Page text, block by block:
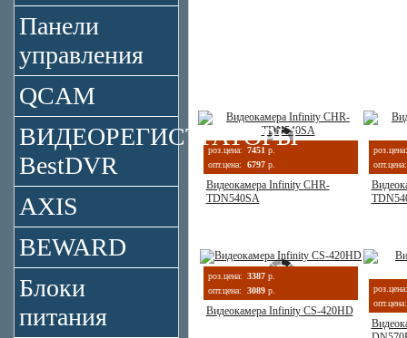
Панели
управления
QCAM
ВИДЕОРЕГИСТРАТОРЫ
BestDVR
AXIS
BEWARD
Блоки
питания
роз.цена: 7451 р.
опт.цена:
6797 р.
Видеокамера Infinity CHR-
TDN540SA
роз.цена:
опт.цена:
роз.цена: 3387 р.
опт.цена:
3089 р.
Видеокамера Infinity CS-420HD
роз.цена:
опт.цена: